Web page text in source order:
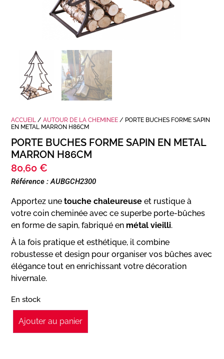
ACCUEIL /AUTOUR DE LA CHEMINEE / PORTE BUCHES FORME SAPIN
EN METAL MARRON H86CM
PORTE BUCHES FORME SAPIN EN METAL
MARRON H86CM
80,60 €
Référence : AUBGCH2300
Apportez unetouche chaleureuse et rustique à
votre coin cheminée avec ce superbe porte-bûches
en forme de sapin, fabriqué en métal vieilli.
À la fois pratique et esthétique, il combine
robustesse et design pour organiser vos bûches avec
élégance tout en enrichissant votre décoration
hivernale.
En stock
Ajouter au panier